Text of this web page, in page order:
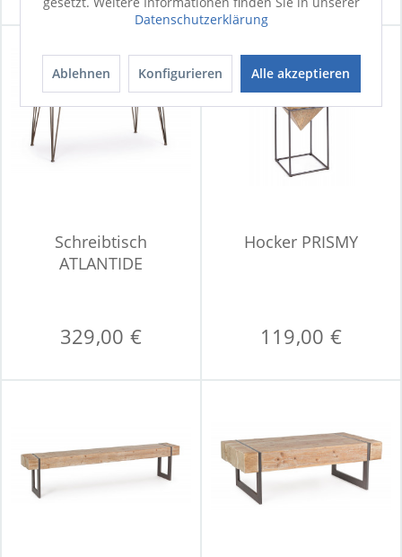
Schreibtisch
ATLANTIDE
329,00 €
Hocker PRISMY
119,00 €
Datenschutzerklärung
Ablehnen Konfigurieren Alle akzeptieren